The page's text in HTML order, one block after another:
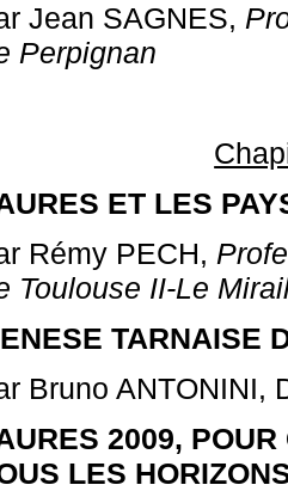
Jean SAGNES,
Perpignan
ET LES
Rémy PECH,
Toulouse II-Le
TARNAISE
Bruno ANTONINI,
2009,
LES